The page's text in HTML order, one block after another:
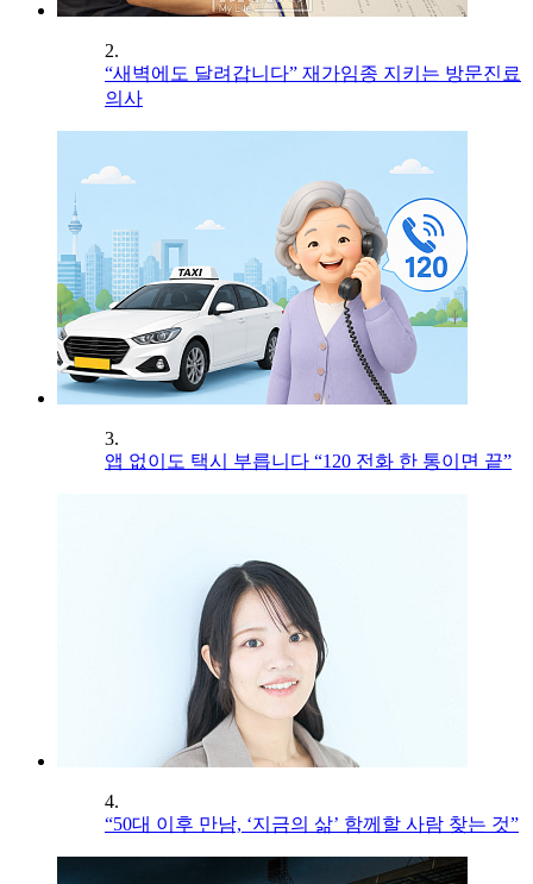
2.
“새벽에도 달려갑니다” 재가임종 지키는 방문진료
의사
3.
앱 없이도 택시 부릅니다 “120 전화 한 통이면 끝”
4.
“50대 이후 만남, ‘지금의 삶’ 함께할 사람 찾는 것”